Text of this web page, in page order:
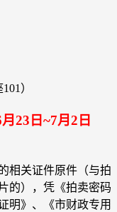
）
23日~7月2日
相关证件原件（与拍
的），凭《拍卖密码
明》、《市财政专用